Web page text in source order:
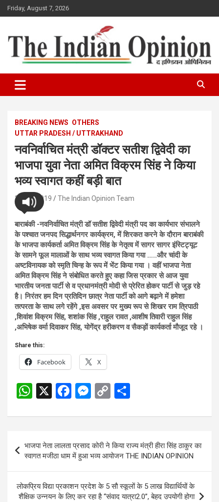
Skip
to
Friday, August 7, 2026
Indian Opinion News
BREAKING NEWS OTHERS
UTTAR PRADESH / UTTRAKHAND
नवनिर्वाचित मंत्री डॉक्टर सतीश द्विवेदी का
भाजपा युवा नेता अमित विक्रम सिंह ने किया
भव्य स्वागत कहीं बड़ी बात
30/08/2019 The Indian Opinion Team
बाराबंकी -नवनिर्वाचित मंत्री डॉ सतीश द्विवेदी मंत्री पद का कार्यभार संभालने
के पश्चात जनपद सिद्धार्थनगर कार्यक्रम, में शिरकत करने के दौरान बाराबंकी
के भाजपा कार्यकर्ता अमित विक्रम सिंह के नेतृत्व में सागर सागर इंस्टिट्यूट
के सामने फूल मालाओं के साथ भव्य स्वागत किया गया …..और चांदी के
अष्टविनायक को स्मृति चिन्ह के रूप में भेंट किया गया । वहीं भाजपा नेता
अमित विक्रम सिंह ने संबोधित करते हुए कहा जिस प्रकार से आज युवा
भारतीय जनता पार्टी से व प्रधानमंत्री मोदी से प्रेरित होकर पार्टी से जुड़ रहे
है। निरंतर हम दिन प्रतिदिन छात्र नेता पार्टी को आगे बढ़ाने में हमेशा
तत्परता के साथ लगे रहेंगे ,इस अवसर पर मुख्य रूप से शिखर राम त्रिपाठी
,शिवांश विक्रम सिंह, शशांक सिंह ,राहुल रावत ,आशीष तिवारी राहुल सिंह
,अभिषेक वर्मा दिवाकर सिंह, योगेंद्र हरीकरण व सैकड़ों कार्यकर्ता मौजूद रहे ।
Share this:
Facebook X
W
at
A
p
p
X
F
ce
o
o
k
M
se
n
g
er
C
py
Li
n
k
ar
navigation
भाजपा नेता लालता प्रसाद कोरी ने किया राज्य मंत्री हीरा सिंह ठाकुर का
स्वागत मजीठा धाम में हुआ भव्य आयोजन THE INDIAN OPINION
लोकप्रिय विद्या प्रकाशन प्रदेश के 5 सौ स्कूलों के 5 लाख विद्यार्थियों के
शैक्षिक उन्नयन के लिए कर रहा है “संवाद यात्रा2.0”, बेहद उपयोगी होगा